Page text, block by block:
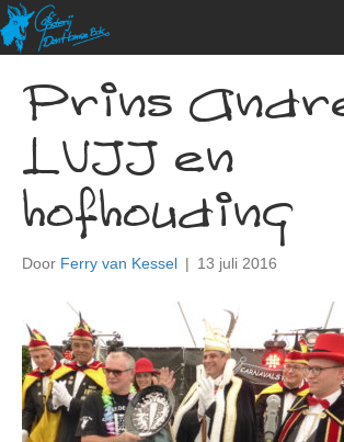
Prins
LVII en
hofhouding
Door Ferry van Kessel | 13 juli 2016